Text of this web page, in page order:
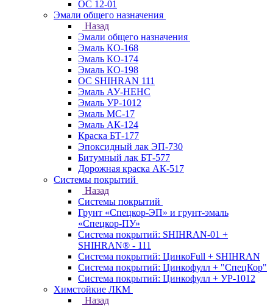
ОС 12-01
Эмали общего назначения
Назад
Эмали общего назначения
Эмаль КО-168
Эмаль КО-174
Эмаль КО-198
ОС SHIHRAN 111
Эмаль АУ-НЕНС
Эмаль УР-1012
Эмаль МС-17
Эмаль АК-124
Краска БТ-177
Эпоксидный лак ЭП-730
Битумный лак БТ-577
Дорожная краска АК-517
Системы покрытий
Назад
Системы покрытий
Грунт «Спецкор-ЭП» и грунт-эмаль
«Спецкор-ПУ»
Система покрытий: SHIHRAN-01 +
SHIHRAN® - 111
Система покрытий: ЦинкоFull + SHIHRAN
Система покрытий: Цинкофулл + "СпецКор"
Система покрытий: Цинкофулл + УР-1012
Химстойкие ЛКМ
Назад